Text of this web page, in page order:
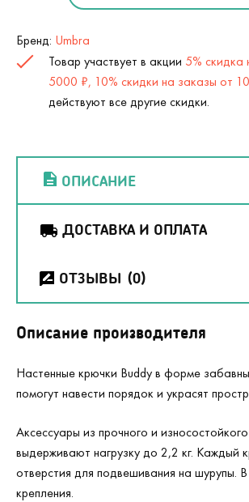
Бренд: Umbra
Товар участвует в акции 5% скидка
5000 ₽, 10% скидки на заказы от
действуют все другие скидки.
ОПИСАНИЕ
ДОСТАВКА И ОПЛАТА
ОТЗЫВЫ (0)
Описание производителя
Настенные крючки Buddy в форме
помогут навести порядок и украсят
Аксессуары из прочного и
выдерживают нагрузку до 2,2 кг. Каждый
отверстия для подвешивания на шурупы.
крепления.